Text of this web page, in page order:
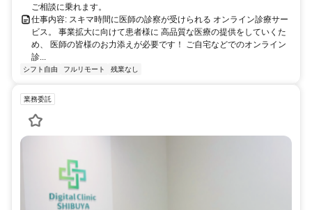
ご相談に乗れます。
仕事内容: スキマ時間に医師の診察が受けられる オンライン診療サー
ビス。 事業拡大に向けて患者様に 高品質な医療の提供をしていくた
め、 医師の皆様のお力添えが必要です！ ご自宅などでのオンライン
診...
シフト自由 フルリモート 残業なし
業務委託